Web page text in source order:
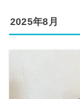
2025年8月